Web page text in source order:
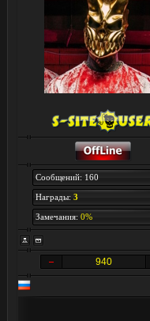
Сообщений: 160
Награды: 3
Замечания: 0%
940